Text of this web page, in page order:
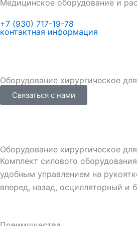
Медицинское оборудование и
+7 (930) 717-19-78
контактная информация
Оборудование хирургическое
Связаться с нами
Оборудование хирургическое
Комплект силового
удобным управлением на
вперед, назад, осцилляторный и